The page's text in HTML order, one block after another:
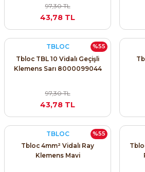
97,30 TL
43,78 TL
%55
TBLOC
Tbloc TBL 10 Vidalı Geçişli
Klemens Sarı 8000099044
97,30 TL
43,78 TL
%55
TBLOC
Tbloc 4mm² Vidalı Ray
Klemens Mavi